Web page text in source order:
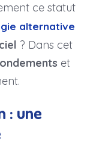
ce statut
alternative
? Dans cet
et
: une